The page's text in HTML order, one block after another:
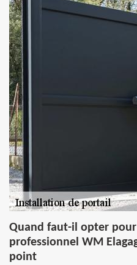
Quand faut-il opter
professionnel WM
point